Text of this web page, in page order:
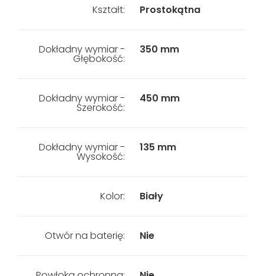
Kształt: Prostokątna
Dokładny wymiar -
Głębokość:
350 mm
Dokładny wymiar -
Szerokość:
450 mm
Dokładny wymiar -
Wysokość:
135 mm
Kolor: Biały
Otwór na baterię: Nie